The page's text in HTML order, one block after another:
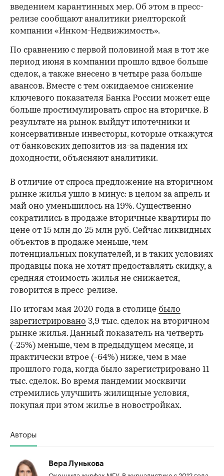
введением карантинных мер. Об этом в пресс-
релизе сообщают аналитики риелторской
компании «Инком-Недвижимость».
По сравнению с первой половиной мая в тот же
период июня в компании прошло вдвое больше
сделок, а также внесено в четыре раза больше
авансов. Вместе с тем ожидаемое снижение
ключевого показателя Банка России может еще
больше простимулировать спрос на вторичке. В
результате на рынок выйдут ипотечники и
консервативные инвесторы, которые откажутся
от банковских депозитов из-за падения их
доходности, объясняют аналитики.
В отличие от спроса предложение на вторичном
рынке жилья ушло в минус: в целом за апрель и
май оно уменьшилось на 19%. Существенно
сократились в продаже вторичные квартиры по
цене от 15 млн до 25 млн руб. Сейчас ликвидных
объектов в продаже меньше, чем
потенциальных покупателей, и в таких условиях
продавцы пока не хотят предоставлять скидку, а
средняя стоимость жилья не снижается,
говорится в пресс-релизе.
По итогам мая 2020 года в столице было
зарегистрировано 3,9 тыс. сделок на вторичном
рынке жилья. Данный показатель на четверть
(-25%) меньше, чем в предыдущем месяце, и
практически втрое (-64%) ниже, чем в мае
прошлого года, когда было зарегистрировано 11
тыс. сделок. Во время пандемии москвичи
стремились улучшить жилищные условия,
покупая при этом жилье в новостройках.
Авторы
Вера Лунькова